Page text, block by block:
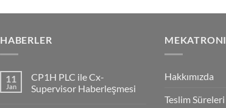
HABERLER
11
Jan
CP1H PLC ile Cx-
Supervisor Haberleşmesi
Hakkımızda
Teslim Süreleri